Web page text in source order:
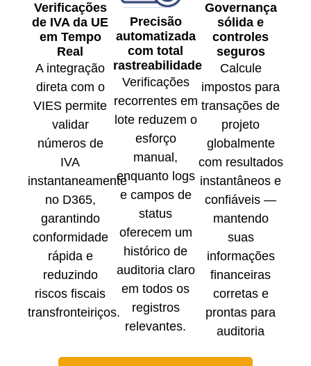
Verificações
de IVA da UE
em Tempo
Real
A integração
direta com o
VIES permite
validar
números de
IVA
instantaneamente
no D365,
garantindo
conformidade
rápida e
reduzindo
riscos fiscais
transfronteiriços.
Precisão
automatizada
com total
rastreabilidade
Verificações
recorrentes em
lote reduzem o
esforço
manual,
enquanto logs
e campos de
status
oferecem um
histórico de
auditoria claro
em todos os
registros
relevantes.
Governança
sólida e
controles
seguros
Calcule
impostos para
transações de
projeto
globalmente
com resultados
instantâneos e
confiáveis —
mantendo
suas
informações
financeiras
corretas e
prontas para
auditoria